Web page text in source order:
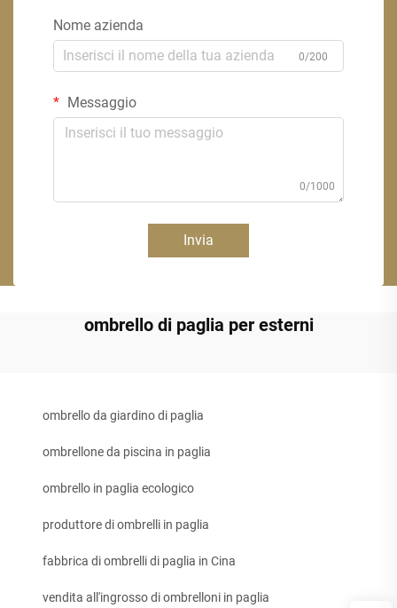
Nome azienda
0/200
Messaggio
0/1000
Invia
ombrello di paglia per esterni
ombrello da giardino di paglia
ombrellone da piscina in paglia
ombrello in paglia ecologico
produttore di ombrelli in paglia
fabbrica di ombrelli di paglia in Cina
vendita all'ingrosso di ombrelloni in paglia